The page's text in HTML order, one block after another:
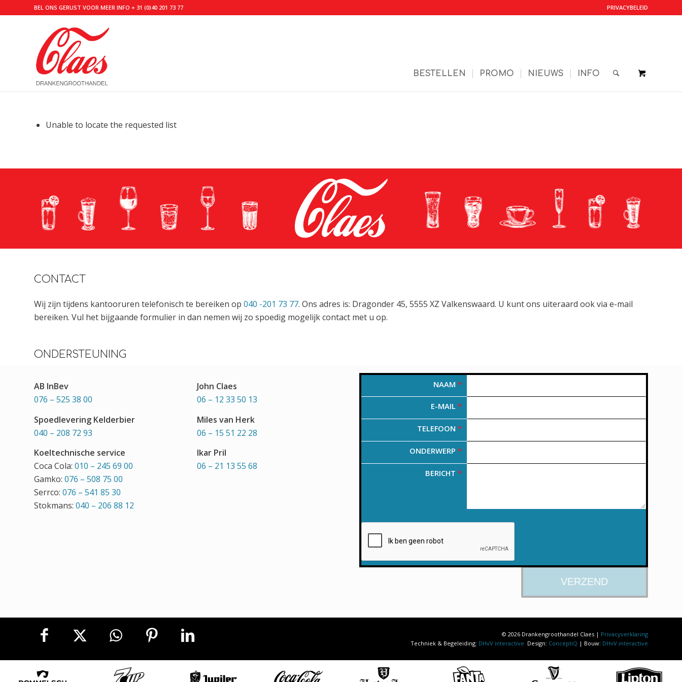
PRIVACYBELEID
BEL ONS GERUST VOOR MEER INFO + 31 (0)40 201 73 77
BESTELLEN PROMO NIEUWS INFO
Unable to locate the requested list
CONTACT
Wij zijn tijdens kantooruren telefonisch te bereiken op 040 -201 73 77. Ons adres is: Dragonder 45, 5555 XZ Valkenswaard. U kunt ons uiteraard ook via e-mail
bereiken. Vul het bijgaande formulier in dan nemen wij zo spoedig mogelijk contact met u op.
ONDERSTEUNING
AB InBev
076 – 525 38 00
Spoedlevering Kelderbier
040 – 208 72 93
Koeltechnische service
Coca Cola: 010 – 245 69 00
Gamko: 076 – 508 75 00
Serrco: 076 – 541 85 30
Stokmans: 040 – 206 88 12
John Claes
06 – 12 33 50 13
Miles van Herk
06 – 15 51 22 28
Ikar Pril
06 – 21 13 55 68
NAAM *
E-MAIL *
TELEFOON *
ONDERWERP *
BERICHT *
© 2026 Drankengroothandel Claes | Privacyverklaring
Techniek & Begeleiding: DHvV interactive Design: ConceptiQ | Bouw: DHvV interactive